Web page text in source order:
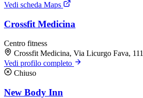
Vedi scheda Maps
Crossfit Medicina
Centro fitness
Crossfit Medicina, Via Licurgo Fava,
Vedi profilo completo
Chiuso
New Body Inn